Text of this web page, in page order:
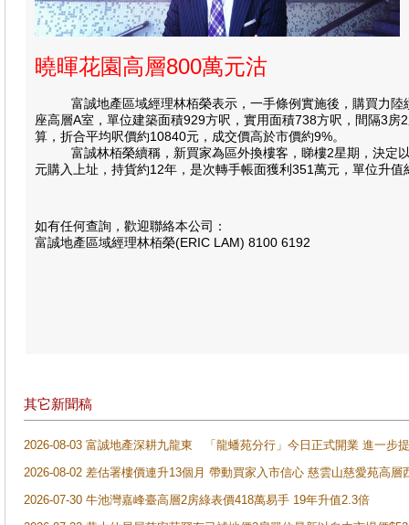
曉暉花園高層800萬元沽
富誠地產區域經理林栢榮表示，一手條例實施後，購買力陸續
座高層A室，單位建築面積929方呎，實用面積738方呎，間隔3
算，折合平均呎價約10840元，成交價高於市價約9%。
富誠林栢榮續稱，新買家為區外換樓客，睇樓2星期，決定以
元購入上址，持貨約12年，是次轉手帳面獲利351萬元，單位升值
如有任何查詢，歡迎聯絡本公司：
富誠地產區域經理林栢榮(ERIC LAM) 8100 6192
其它新聞稿
2026-08-03 富誠地產深耕九龍東 「龍蟠苑分行」今日正式開業 進一步
2026-08-02 差估署樓價連升13個月 帶動買家入市信心 慈雲山慈愛苑高層
2026-07-30 牛池灣嘉峰臺高層2房綠表價418萬易手 19年升值2.3倍